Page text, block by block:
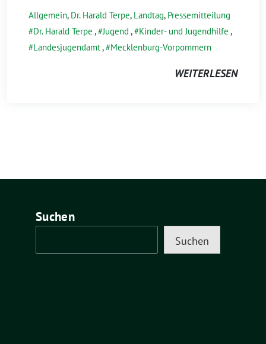
Allgemein, Dr. Harald Terpe, Landtag, Pressemitteilung
Dr. Harald Terpe , Jugend , Kinder- und Jugendhilfe ,
Landesjugendamt, Mecklenburg-Vorpommern
WEITERLESEN
Suchen
Suchen